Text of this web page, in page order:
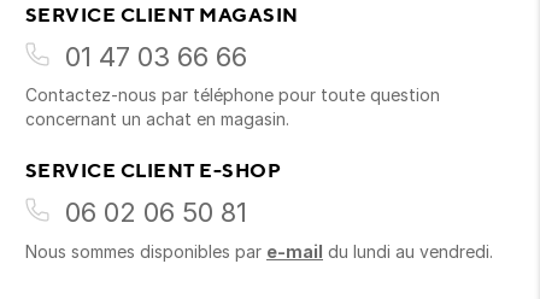
SERVICE CLIENT MAGASIN
01 47 03 66 66
Contactez-nous par téléphone pour toute question
concernant un achat en magasin.
SERVICE CLIENT E-SHOP
06 02 06 50 81
Nous sommes disponibles par e-mail du lundi au vendredi.